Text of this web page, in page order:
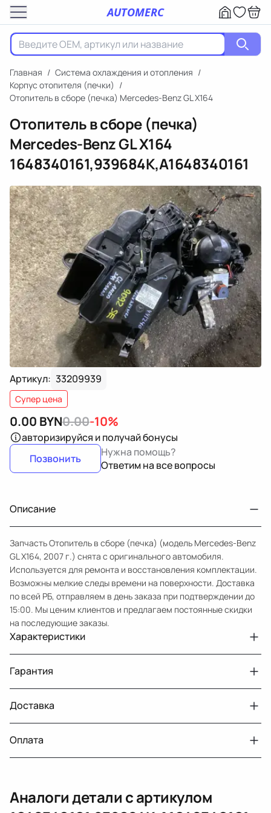
AUTOMERC
Главная / Система охлаждения и отопления /
Корпус отопителя (печки) /
Отопитель в сборе (печка) Mercedes-Benz GL X164
Отопитель в сборе (печка)
Mercedes-Benz GL X164
1648340161,939684K,A1648340161
Артикул: 33209939
Супер цена
0.00 BYN0.00-10%
авторизируйся и получай бонусы
Позвонить
Нужна помощь?
Ответим на все вопросы
Описание
Запчасть Отопитель в сборе (печка) (модель Mercedes-Benz
GL X164, 2007 г.) снята с оригинального автомобиля.
Используется для ремонта и восстановления комплектации.
Возможны мелкие следы времени на поверхности. Доставка
по всей РБ, отправляем в день заказа при подтверждении до
15:00. Мы ценим клиентов и предлагаем постоянные скидки
на последующие заказы.
Характеристики
Авто
MercedesBenz GL X164
Год
2007
Двигатель
бензин
Гарантия
Двигатели с навесным или без навесного
оборудования
30 дней
Датчик давления топлива, насос
топлива, ТНВД (бензин, дизель), форсунка
бензиновая (дизельная) механическая
14 дней
Доставка
Оплата
Оплата онлайн
Аналоги детали с артикулом